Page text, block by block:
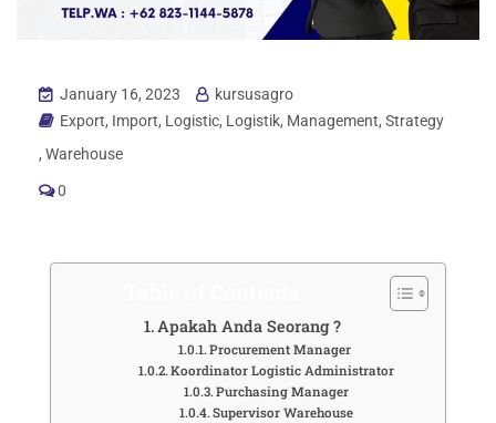
January 16, 2023
kursusagro
Export, Import, Logistic, Logistik, Management, Strategy
, Warehouse
0
Apakah Anda Seorang ?
Procurement Manager
Koordinator Logistic Administrator
Purchasing Manager
Supervisor Warehouse